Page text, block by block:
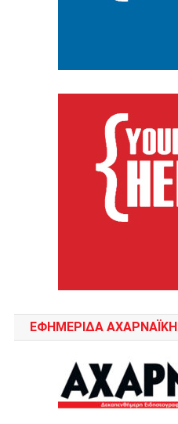
ΕΦΗΜΕΡΙΔΑ ΑΧΑΡΝΑΪΚΗ